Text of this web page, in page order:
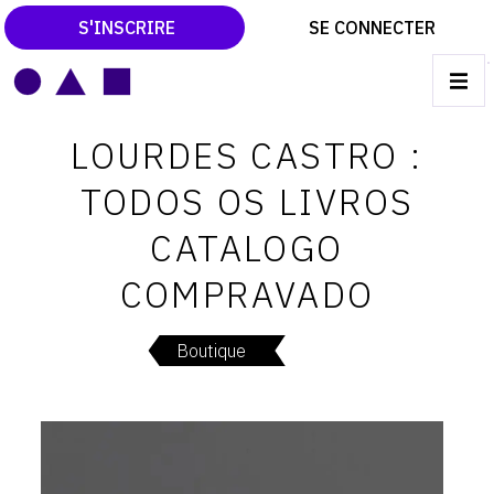
S'INSCRIRE SE CONNECTER
navigation
CATALOGUES RAISONNÉS
LES EXPOSITIONS
LES VERNISSAGES
ARCHIVES DES EXPOSITIONS
ACTUALITÉS DU MONDE DE L'ART
LOURDES CASTRO :
TODOS OS LIVROS
CATALOGO
COMPRAVADO
Boutique